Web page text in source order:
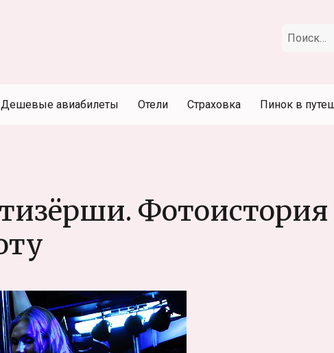
Искать:
Дешевые авиабилеты Отели Страховка Пинок в
Фотоистория